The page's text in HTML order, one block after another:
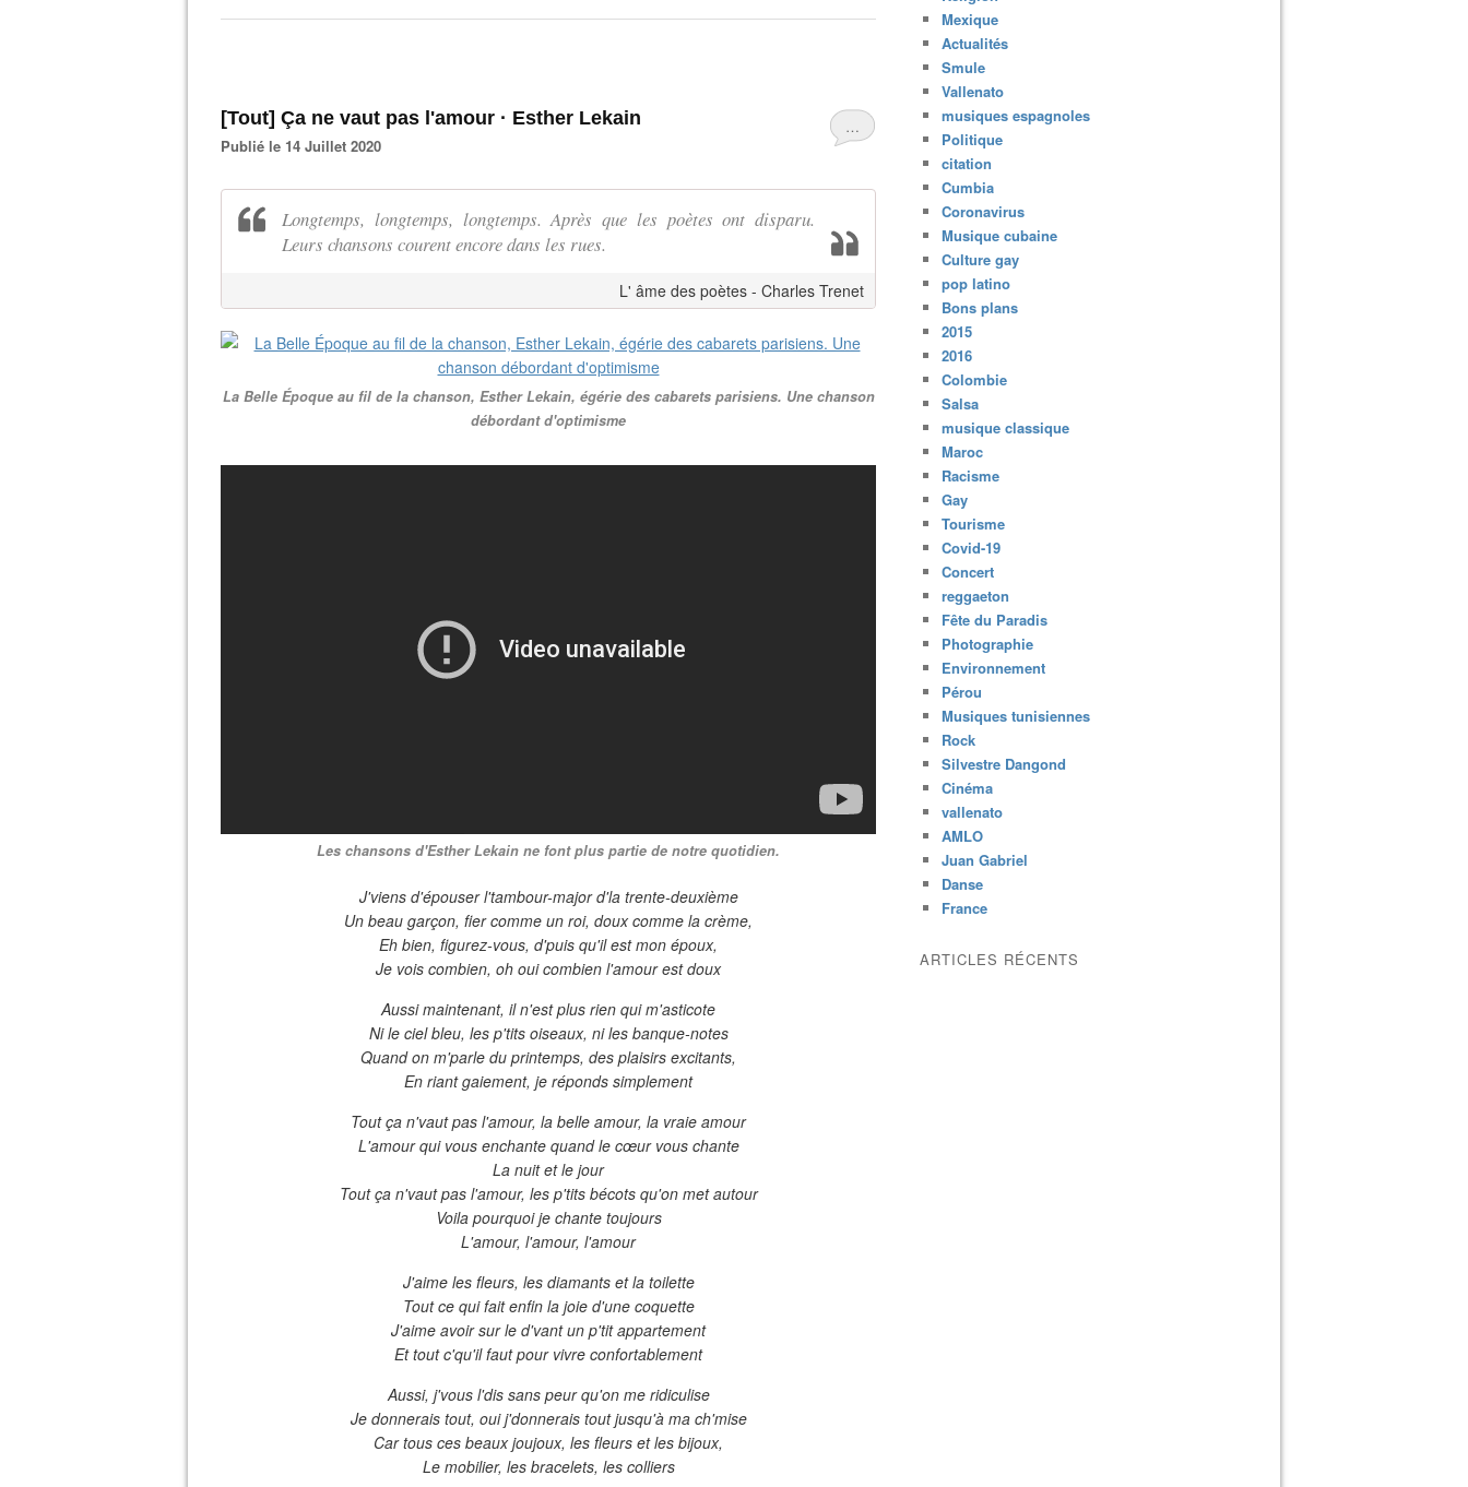
…
[Tout] Ça ne vaut pas l'amour · Esther Lekain
Publié le 14 Juillet 2020
Longtemps, longtemps, longtemps. Après que les poètes ont disparu.
Leurs chansons courent encore dans les rues.
L' âme des poètes - Charles Trenet
La Belle Époque au fil de la chanson, Esther Lekain, égérie des cabarets parisiens. Une chanson
débordant d'optimisme
Les chansons d'Esther Lekain ne font plus partie de notre quotidien.
J'viens d'épouser l'tambour-major d'la trente-deuxième
Un beau garçon, fier comme un roi, doux comme la crème,
Eh bien, figurez-vous, d'puis qu'il est mon époux,
Je vois combien, oh oui combien l'amour est doux
Aussi maintenant, il n'est plus rien qui m'asticote
Ni le ciel bleu, les p'tits oiseaux, ni les banque-notes
Quand on m'parle du printemps, des plaisirs excitants,
En riant gaiement, je réponds simplement
Tout ça n'vaut pas l'amour, la belle amour, la vraie amour
L'amour qui vous enchante quand le cœur vous chante
La nuit et le jour
Tout ça n'vaut pas l'amour, les p'tits bécots qu'on met autour
Voila pourquoi je chante toujours
L'amour, l'amour, l'amour
J'aime les fleurs, les diamants et la toilette
Tout ce qui fait enfin la joie d'une coquette
J'aime avoir sur le d'vant un p'tit appartement
Et tout c'qu'il faut pour vivre confortablement
Aussi, j'vous l'dis sans peur qu'on me ridiculise
Je donnerais tout, oui j'donnerais tout jusqu'à ma ch'mise
Car tous ces beaux joujoux, les fleurs et les bijoux,
Le mobilier, les bracelets, les colliers
Mexique
Actualités
Smule
Vallenato
musiques espagnoles
Politique
citation
Cumbia
Coronavirus
Musique cubaine
Culture gay
pop latino
Bons plans
2015
2016
Colombie
Salsa
musique classique
Maroc
Racisme
Gay
Tourisme
Covid-19
Concert
reggaeton
Fête du Paradis
Photographie
Environnement
Pérou
Musiques tunisiennes
Rock
Silvestre Dangond
Cinéma
vallenato
AMLO
Juan Gabriel
Danse
France
ARTICLES RÉCENTS